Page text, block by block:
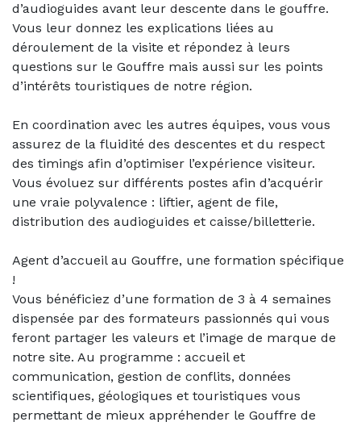
d’audioguides avant leur descente dans le gouffre.
Vous leur donnez les explications liées au
déroulement de la visite et répondez à leurs
questions sur le Gouffre mais aussi sur les points
d’intérêts touristiques de notre région.
En coordination avec les autres équipes, vous vous
assurez de la fluidité des descentes et du respect
des timings afin d’optimiser l’expérience visiteur.
Vous évoluez sur différents postes afin d’acquérir
une vraie polyvalence : liftier, agent de file,
distribution des audioguides et caisse/billetterie.
Agent d’accueil au Gouffre, une formation spécifique
!
Vous bénéficiez d’une formation de 3 à 4 semaines
dispensée par des formateurs passionnés qui vous
feront partager les valeurs et l’image de marque de
notre site. Au programme : accueil et
communication, gestion de conflits, données
scientifiques, géologiques et touristiques vous
permettant de mieux appréhender le Gouffre de